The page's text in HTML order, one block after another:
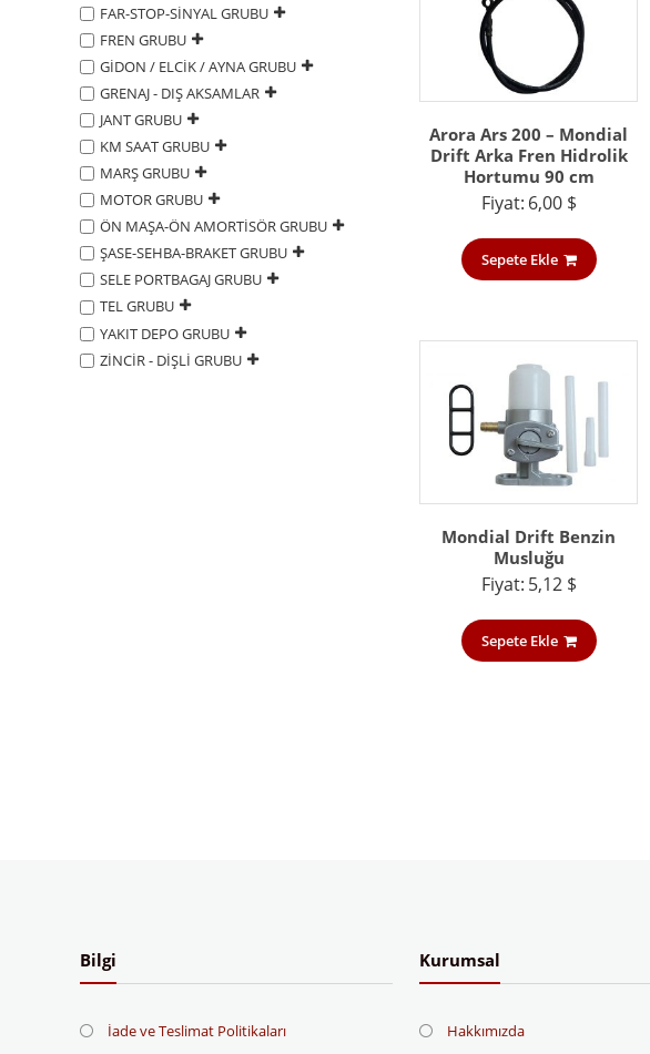
Arora Ars 200 – Mondial
Drift Arka Fren Hidrolik
Hortumu 90 cm
Fiyat: 6,00 $
Sepete Ekle
Mondial Drift Benzin
Musluğu
Fiyat: 5,12 $
Sepete Ekle
FAR-STOP-SİNYAL GRUBU
FREN GRUBU
GİDON / ELCİK / AYNA GRUBU
GRENAJ - DIŞ AKSAMLAR
JANT GRUBU
KM SAAT GRUBU
MARŞ GRUBU
MOTOR GRUBU
ÖN MAŞA-ÖN AMORTİSÖR GRUBU
ŞASE-SEHBA-BRAKET GRUBU
SELE PORTBAGAJ GRUBU
TEL GRUBU
YAKIT DEPO GRUBU
ZİNCİR - DİŞLİ GRUBU
Bilgi
İade ve Teslimat Politikaları
Kurumsal
Hakkımızda